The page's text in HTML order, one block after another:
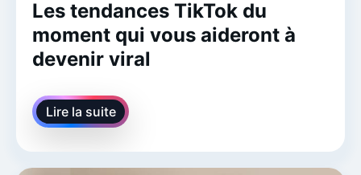
Les tendances TikTok du
moment qui vous aideront à
devenir viral
Lire la suite